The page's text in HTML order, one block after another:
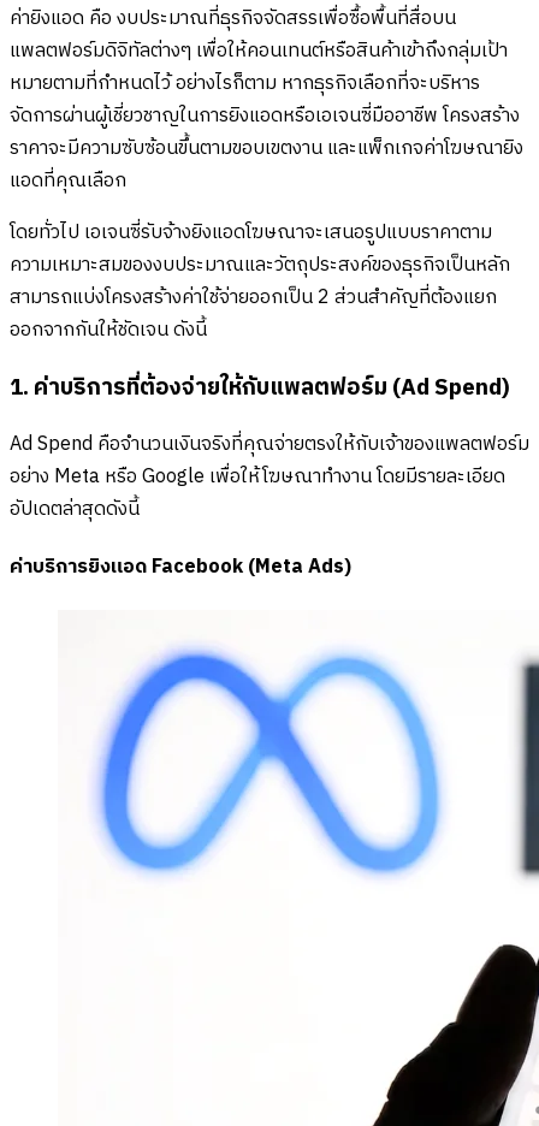
ค่ายิงแอด คือ งบประมาณที่ธุรกิจจัดสรรเพื่อซื้อพื้นที่สื่อบน
แพลตฟอร์มดิจิทัลต่างๆ เพื่อให้คอนเทนต์หรือสินค้าเข้าถึงกลุ่มเป้า
หมายตามที่กำหนดไว้ อย่างไรก็ตาม หากธุรกิจเลือกที่จะบริหาร
จัดการผ่านผู้เชี่ยวชาญในการยิงแอดหรือเอเจนซี่มืออาชีพ โครงสร้าง
ราคาจะมีความซับซ้อนขึ้นตามขอบเขตงาน และแพ็กเกจค่าโฆษณายิง
แอดที่คุณเลือก
โดยทั่วไป เอเจนซี่รับจ้างยิงแอดโฆษณาจะเสนอรูปแบบราคาตาม
ความเหมาะสมของงบประมาณและวัตถุประสงค์ของธุรกิจเป็นหลัก
สามารถแบ่งโครงสร้างค่าใช้จ่ายออกเป็น 2 ส่วนสำคัญที่ต้องแยก
ออกจากกันให้ชัดเจน ดังนี้
1. ค่าบริการที่ต้องจ่ายให้กับแพลตฟอร์ม (Ad Spend)
Ad Spend คือจำนวนเงินจริงที่คุณจ่ายตรงให้กับเจ้าของแพลตฟอร์ม
อย่าง Meta หรือ Google เพื่อให้โฆษณาทำงาน โดยมีรายละเอียด
อัปเดตล่าสุดดังนี้
ค่าบริการยิงแอด Facebook (Meta Ads)